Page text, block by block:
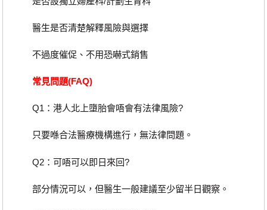
醫生是否清楚解釋風險與選擇
不過度催促、不用恐嚇式銷售
常見問題(FAQ)
Q1：港人北上墮胎會唔會有法律風險?
只要喺合法醫療機構進行，無法律問題。
Q2：可唔可以即日來回?
部分情況可以，但醫生一般建議至少留半日觀察。